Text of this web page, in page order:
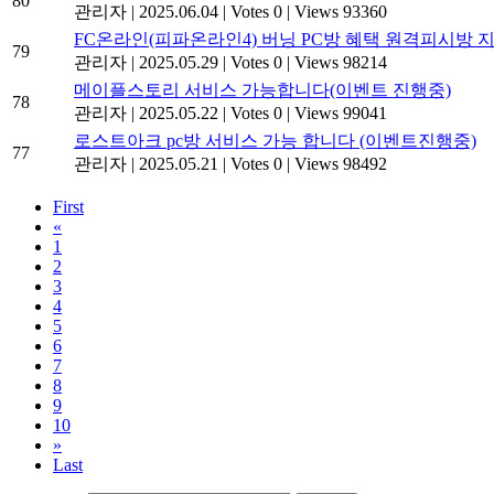
관리자 | 2025.06.04 | Votes 0 | Views 93360
79
FC온라인(피파온라인4) 버닝 PC방 혜택 원격피시방
관리자 | 2025.05.29 | Votes 0 | Views 98214
78
메이플스토리 서비스 가능합니다(이벤트 진행중)
관리자 | 2025.05.22 | Votes 0 | Views 99041
77
로스트아크 pc방 서비스 가능 합니다 (이벤트진행중)
관리자 | 2025.05.21 | Votes 0 | Views 98492
First
«
1
2
3
4
5
6
7
8
9
10
»
Last